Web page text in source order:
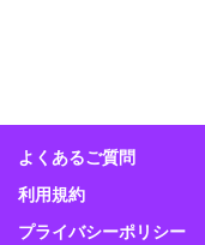
よくあるご質問
利用規約
プライバシーポリシー